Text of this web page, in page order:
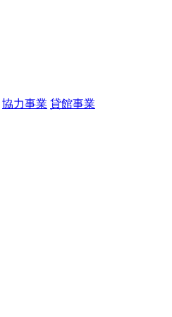
協力事業 貸館事業